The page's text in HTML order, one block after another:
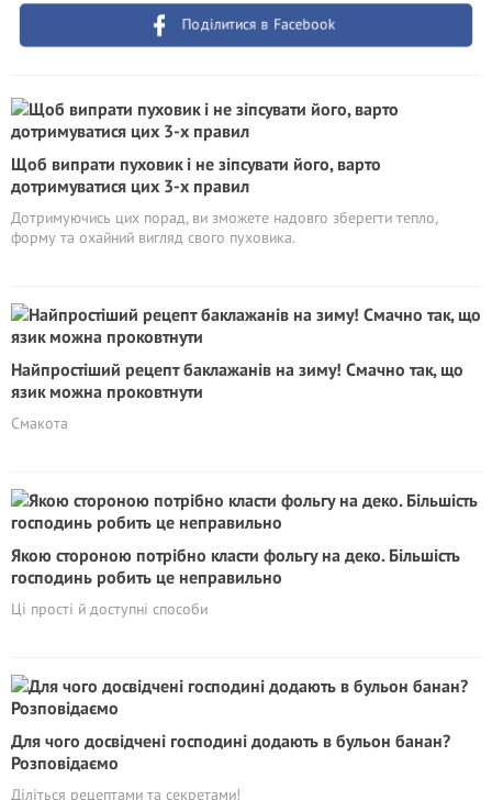
Поділитися в Facebook
Щоб випрати пуховик і не зіпсувати його, варто
дотримуватися цих 3-х правил
Дотримуючись цих порад, ви зможете надовго зберегти тепло,
форму та охайний вигляд свого пуховика.
Найпростіший рецепт баклажанів на зиму! Смачно так, що
язик можна проковтнути
Смакота
Якою стороною потрібно класти фольгу на деко. Більшість
господинь робить це неправильно
Ці прості й доступні способи
Для чого досвідчені господині додають в бульон банан?
Розповідаємо
Діліться рецептами та секретами!